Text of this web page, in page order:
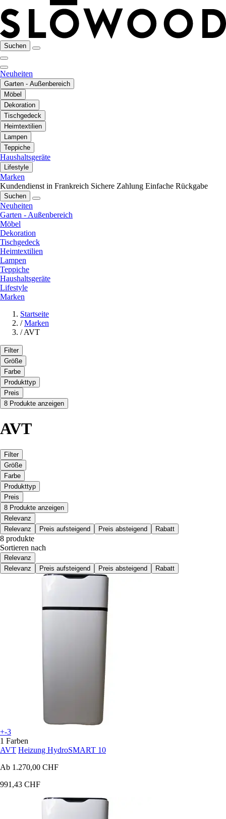
Suchen
Neuheiten
Garten - Außenbereich
Möbel
Dekoration
Tischgedeck
Heimtextilien
Lampen
Teppiche
Haushaltsgeräte
Lifestyle
Marken
Kundendienst in Frankreich Sichere Zahlung Einfache Rückgabe
Suchen
Neuheiten
Garten - Außenbereich
Möbel
Dekoration
Tischgedeck
Heimtextilien
Lampen
Teppiche
Haushaltsgeräte
Lifestyle
Marken
Startseite
/ Marken
/ AVT
Filter
Größe
Farbe
Produkttyp
Preis
8 Produkte anzeigen
AVT
Filter
Größe
Farbe
Produkttyp
Preis
8 Produkte anzeigen
Relevanz
Relevanz
Preis aufsteigend Preis absteigend Rabatt
8 produkte
Sortieren nach
Relevanz
Relevanz
Preis aufsteigend Preis absteigend Rabatt
+-3
1 Farben
AVT Heizung HydroSMART 10
Ab 1.270,00 CHF
991,43 CHF